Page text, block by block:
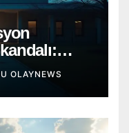
OLAYNEWS